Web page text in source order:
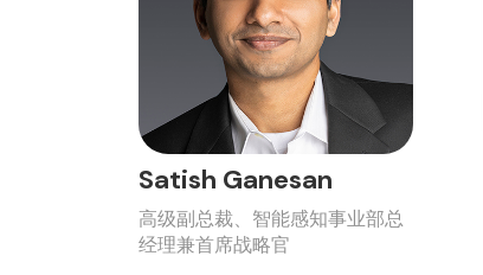
Satish Ganesan
高级副总裁、智能感知事业部总
经理兼首席战略官